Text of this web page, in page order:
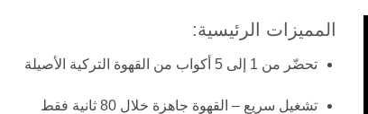
المميزات الرئيسية:
تحضّر من 1 إلى 5 أكواب من القهوة التركية الأصيلة
تشغيل سريع – القهوة جاهزة خلال 80 ثانية فقط